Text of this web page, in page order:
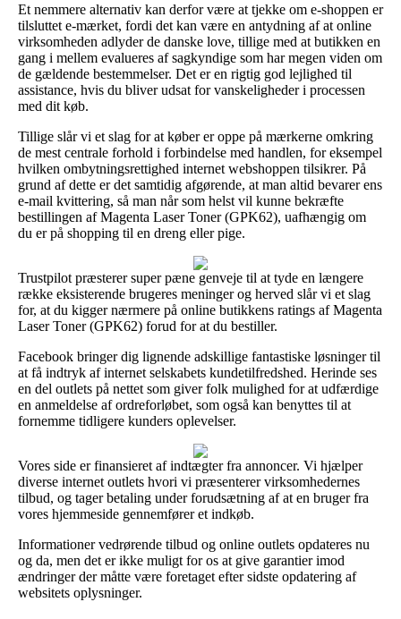
Et nemmere alternativ kan derfor være at tjekke om e-shoppen er
tilsluttet e-mærket, fordi det kan være en antydning af at online
virksomheden adlyder de danske love, tillige med at butikken en
gang i mellem evalueres af sagkyndige som har megen viden om
de gældende bestemmelser. Det er en rigtig god lejlighed til
assistance, hvis du bliver udsat for vanskeligheder i processen
med dit køb.
Tillige slår vi et slag for at køber er oppe på mærkerne omkring
de mest centrale forhold i forbindelse med handlen, for eksempel
hvilken ombytningsrettighed internet webshoppen tilsikrer. På
grund af dette er det samtidig afgørende, at man altid bevarer ens
e-mail kvittering, så man når som helst vil kunne bekræfte
bestillingen af Magenta Laser Toner (GPK62), uafhængig om
du er på shopping til en dreng eller pige.
Trustpilot præsterer super pæne genveje til at tyde en længere
række eksisterende brugeres meninger og herved slår vi et slag
for, at du kigger nærmere på online butikkens ratings af Magenta
Laser Toner (GPK62) forud for at du bestiller.
Facebook bringer dig lignende adskillige fantastiske løsninger til
at få indtryk af internet selskabets kundetilfredshed. Herinde ses
en del outlets på nettet som giver folk mulighed for at udfærdige
en anmeldelse af ordreforløbet, som også kan benyttes til at
fornemme tidligere kunders oplevelser.
Vores side er finansieret af indtægter fra annoncer. Vi hjælper
diverse internet outlets hvori vi præsenterer virksomhedernes
tilbud, og tager betaling under forudsætning af at en bruger fra
vores hjemmeside gennemfører et indkøb.
Informationer vedrørende tilbud og online outlets opdateres nu
og da, men det er ikke muligt for os at give garantier imod
ændringer der måtte være foretaget efter sidste opdatering af
websitets oplysninger.